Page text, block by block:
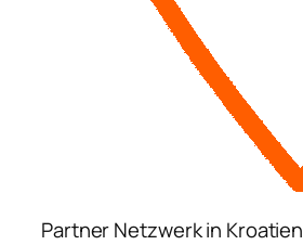
Partner Netzwerk in Kroatien